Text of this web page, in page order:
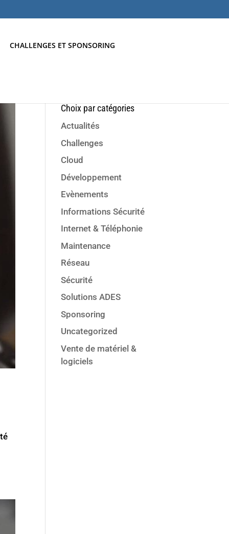
CHALLENGES ET SPONSORING
Choix par catégories
Actualités
Challenges
Cloud
Développement
Evènements
Informations Sécurité
Internet & Téléphonie
Maintenance
Réseau
Sécurité
Solutions ADES
Sponsoring
Uncategorized
Vente de matériel &
logiciels